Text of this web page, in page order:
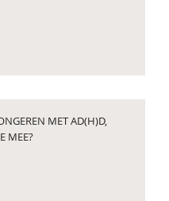
MET AD(H)D,
MEE?